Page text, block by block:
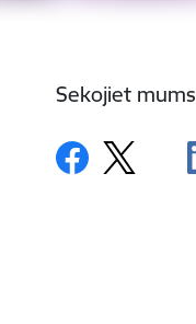
Sekojiet mums